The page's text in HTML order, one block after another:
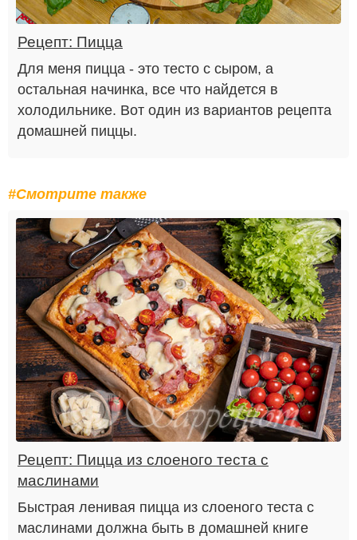
Рецепт: Пицца
Для меня пицца - это тесто с сыром, а
остальная начинка, все что найдется в
холодильнике. Вот один из вариантов рецепта
домашней пиццы.
#Смотрите также
Рецепт: Пицца из слоеного теста с
маслинами
Быстрая ленивая пицца из слоеного теста с
маслинами должна быть в домашней книге